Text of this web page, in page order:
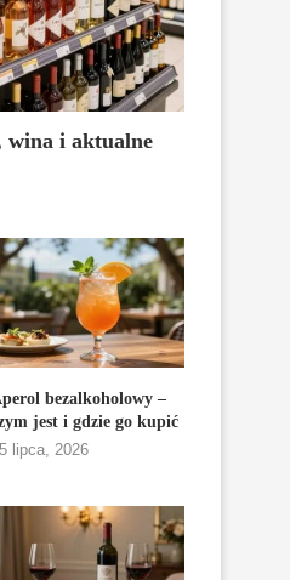
wina i aktualne
bezalkoholowy –
jest i gdzie go kupić
lipca, 2026